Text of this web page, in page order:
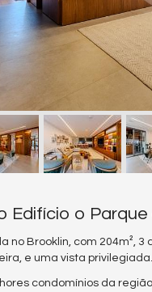
Edifício o Parque
no Brooklin, com 204m², 3
e uma vista privilegiada.
condomínios da